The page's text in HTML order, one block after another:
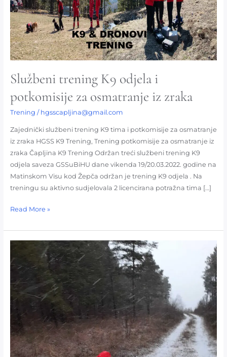
Službeni trening K9 odjela i
potkomisije za osmatranje iz zraka
Trening / hgsscapljina@gmail.com
Zajednički službeni trening K9 tima i potkomisije za osmatranje
iz zraka HGSS K9 Trening, Trening potkomisije za osmatranje iz
zraka Čapljina K9 Trening Održan treći službeni trening K9
odjela saveza GSSuBiHU dane vikenda 19/20.03.2022. godine na
Matinskom Visu kod Žepča održan je trening K9 odjela . Na
treningu su aktivno sudjelovala 2 licencirana potražna tima […]
potkomisije
za
osmatranje
iz
zraka
Read More »
savezni
trening